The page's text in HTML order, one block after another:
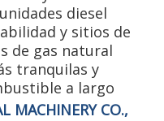
diesel
y sitios de
de gas natural
tranquilas y
a largo
MACHINERY CO.,